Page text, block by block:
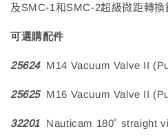
及SMC-1和SMC-2超級微距轉換
可選購配件
25624M14 Vacuum Valve II
25625M16 Vacuum Valve II
32201 Nauticam 180˚ straight